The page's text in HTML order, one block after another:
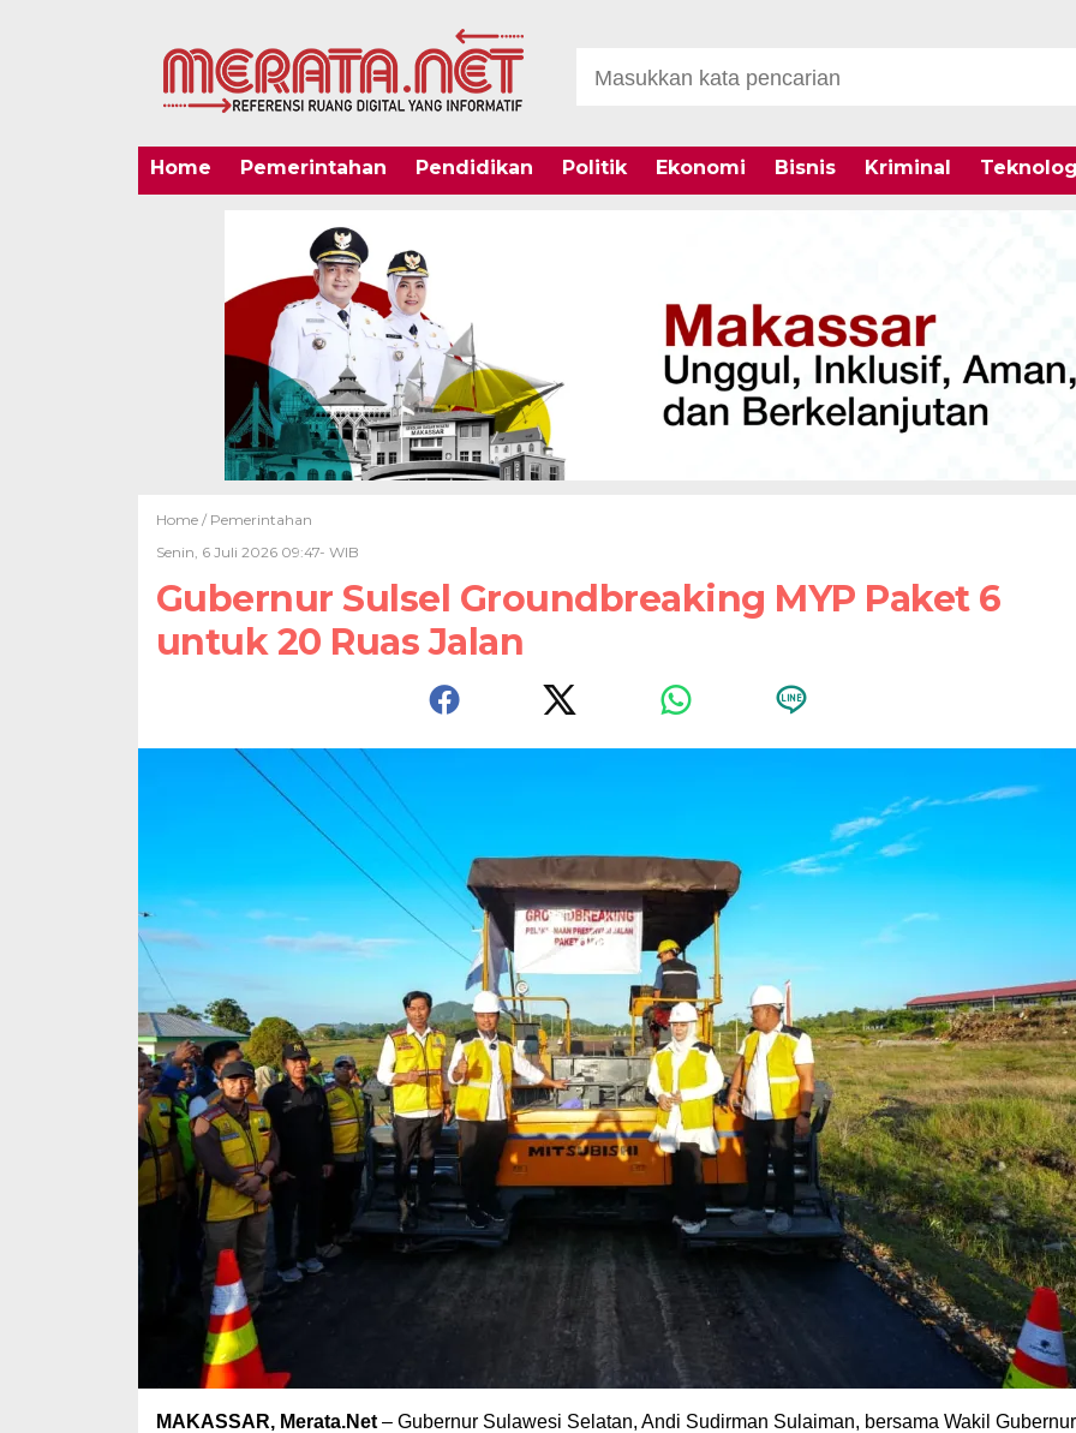
Home Pemerintahan Pendidikan Politik Ekonomi Bisnis Kriminal
Home / Pemerintahan
Senin, 6 Juli 2026 09:47- WIB
Gubernur Sulsel Groundbreaking MYP Paket 6
untuk 20 Ruas Jalan
MAKASSAR, Merata.Net– Gubernur Sulawesi Selatan, Andi Sudirman Sulaiman, bersama Wakil Gubernur